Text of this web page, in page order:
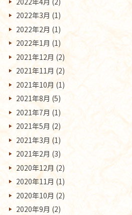
2022年3月 (1)
2022年2月 (1)
2022年1月 (1)
2021年12月 (2)
2021年11月 (2)
2021年10月 (1)
2021年8月 (5)
2021年7月 (1)
2021年5月 (2)
2021年3月 (1)
2021年2月 (3)
2020年12月(2)
2020年11月 (1)
2020年10月 (2)
2020年9月 (2)